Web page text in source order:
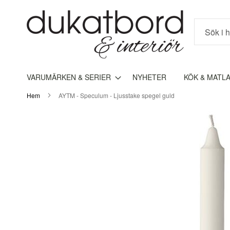
Sök
VARUMÄRKEN & SERIER NYHETER KÖK &
Hem AYTM - Speculum - Ljusstake spegel guld